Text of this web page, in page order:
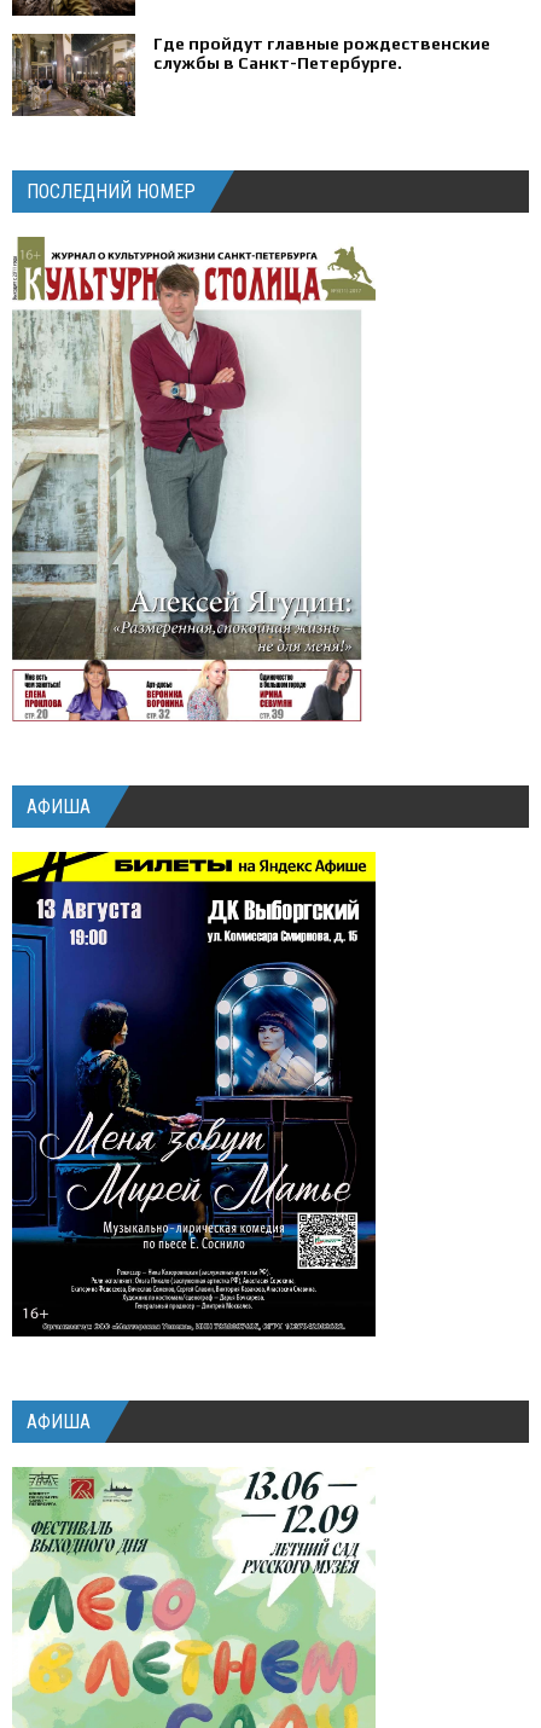
Где пройдут главные рождественские
службы в Санкт-Петербурге.
ПОСЛЕДНИЙ НОМЕР
АФИША
АФИША